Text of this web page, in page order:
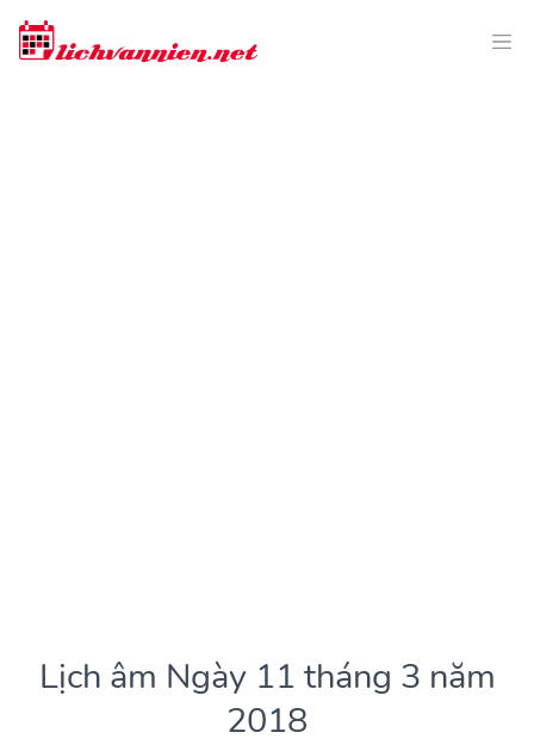
Lịch âm Ngày 11 tháng 3 năm
2018